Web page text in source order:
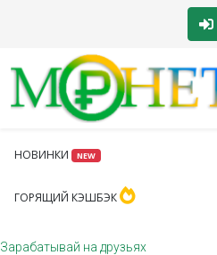
НОВИНКИ NEW
ГОРЯЩИЙ КЭШБЭК
Зарабатывай на друзьях